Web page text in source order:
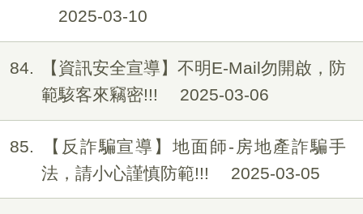
2025-03-10
84
【資訊安全宣導】不明E-Mail勿開啟，防
範駭客來竊密!!!
2025-03-06
85
【反詐騙宣導】地面師-房地產詐騙手
法，請小心謹慎防範!!!
2025-03-05